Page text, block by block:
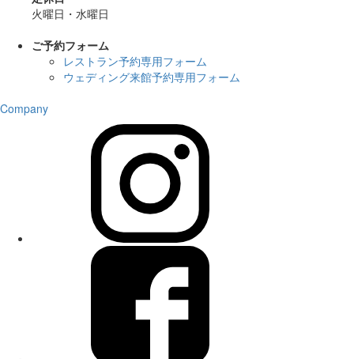
火曜日・水曜日
ご予約フォーム
レストラン予約専用フォーム
ウェディング来館予約専用フォーム
Company